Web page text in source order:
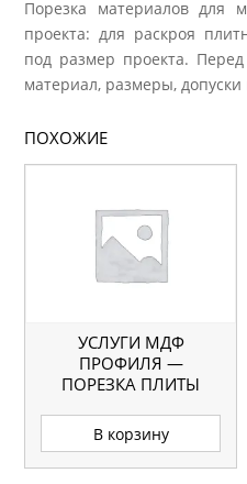
Порезка материалов для
проекта: для раскроя
под размер проекта.
материал, размеры, допуски
ПОХОЖИЕ
УСЛУГИ МДФ
ПРОФИЛЯ —
ПОРЕЗКА ПЛИТЫ
В корзину